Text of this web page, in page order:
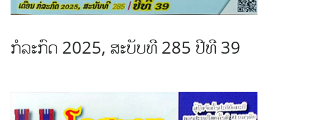
ກໍລະກົດ 2025, ສະບັບທີ 285 ປີທີ 39